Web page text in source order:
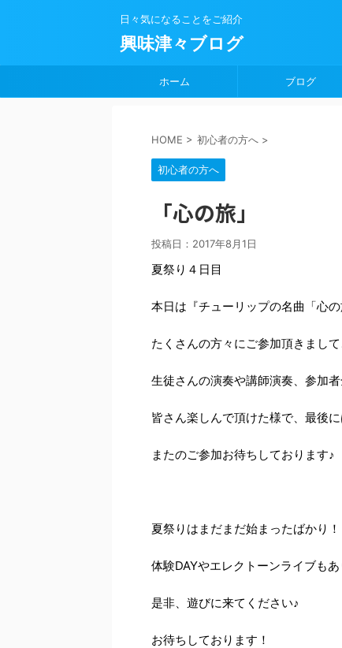
日々気になることをご紹介
興味津々ブログ
ホーム ブログ
HOME > 初心者の方へ >
初心者の方へ
「心の旅」
投稿日： 2017年8月1日
夏祭り４日目
本日は『チューリップの名曲「心
たくさんの方々にご参加頂きまし
生徒さんの演奏や講師演奏、参加
皆さん楽しんで頂けた様で、最後
またのご参加お待ちしております♪
夏祭りはまだまだ始まったばかり！
体験DAYやエレクトーンライブも
是非、遊びに来てください♪
お待ちしております！